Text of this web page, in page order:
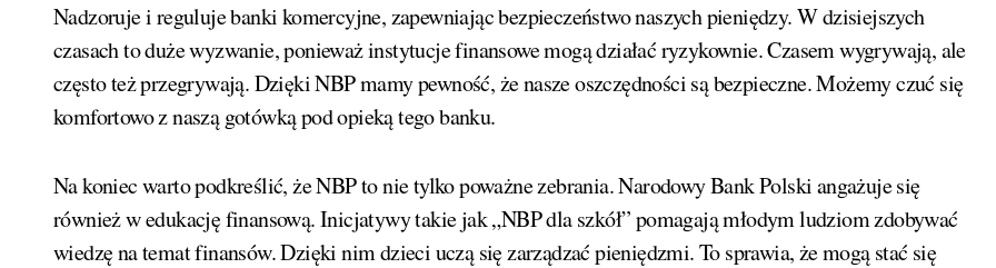
Nadzoruje i reguluje banki komercyjne, zapewniając bezpieczeństwo naszych pieniędzy. W dzisiejszych
czasach to duże wyzwanie, ponieważ instytucje finansowe mogą działać ryzykownie. Czasem wygrywają, ale
często też przegrywają. Dzięki NBP mamy pewność, że nasze oszczędności są bezpieczne. Możemy czuć się
komfortowo z naszą gotówką pod opieką tego banku.
Na koniec warto podkreślić, że NBP to nie tylko poważne zebrania. Narodowy Bank Polski angażuje się
również w edukację finansową. Inicjatywy takie jak „NBP dla szkół” pomagają młodym ludziom zdobywać
wiedzę na temat finansów. Dzięki nim dzieci uczą się zarządzać pieniędzmi. To sprawia, że mogą stać się